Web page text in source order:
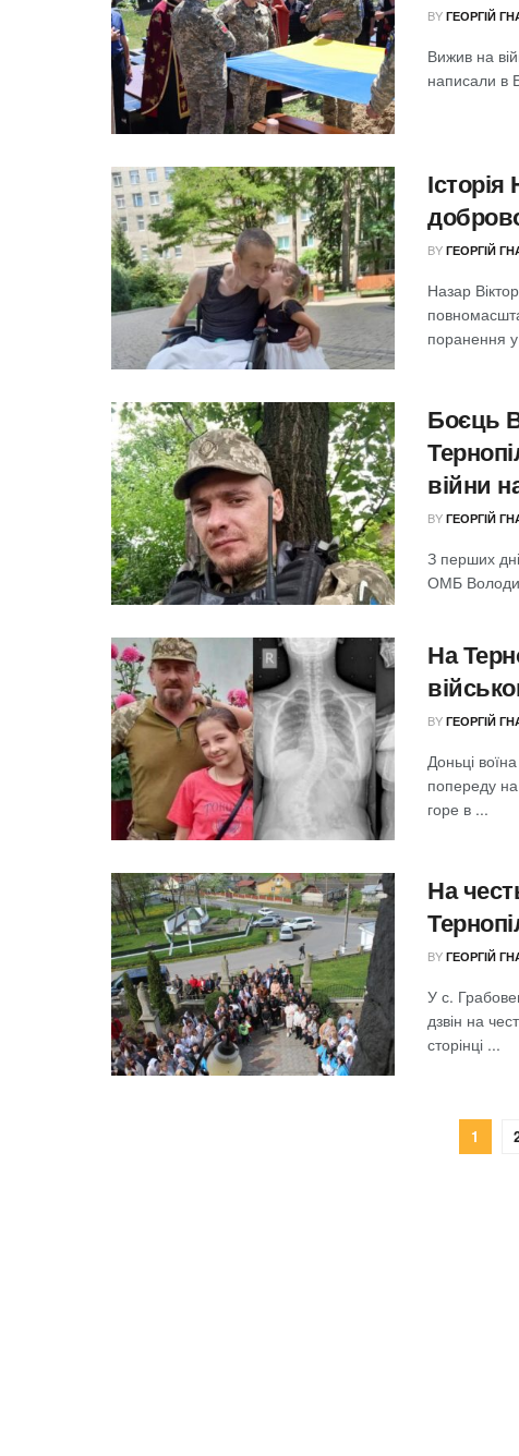
BY ГЕОРГІЙ
Вижив на
написали в
BY ГЕОРГІЙ
Назар
поранення
Боєць
війни
BY ГЕОРГІЙ
З перших
ОМБ
На
BY ГЕОРГІЙ
Доньці
попереду
горе в ...
На
BY ГЕОРГІЙ
У с.
дзвін на
сторінці ...
1